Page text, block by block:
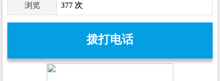
浏览 377 次
拨打电话